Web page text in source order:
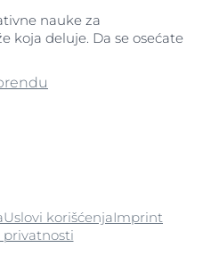
nauke za
koja deluje. Da se osećate
Uslovi korišćenjaImprint
privatnosti